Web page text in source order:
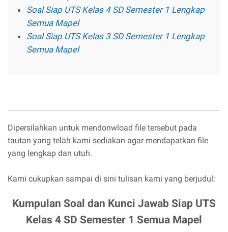
Soal Siap UTS Kelas 4 SD Semester 1 Lengkap
Semua Mapel
Soal Siap UTS Kelas 3 SD Semester 1 Lengkap
Semua Mapel
Dipersilahkan untuk mendonwload file tersebut pada
tautan yang telah kami sediakan agar mendapatkan file
yang lengkap dan utuh.
Kami cukupkan sampai di sini tulisan kami yang berjudul:
Kumpulan Soal dan Kunci Jawab Siap UTS
Kelas 4 SD Semester 1 Semua Mapel